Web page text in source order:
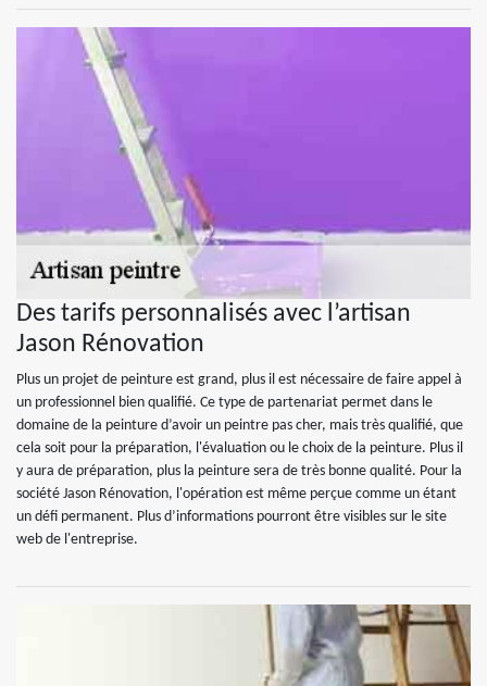
Des tarifs personnalisés avec l’artisan
Jason Rénovation
Plus un projet de peinture est grand, plus il est nécessaire de faire appel à
un professionnel bien qualifié. Ce type de partenariat permet dans le
domaine de la peinture d’avoir un peintre pas cher, mais très qualifié, que
cela soit pour la préparation, l'évaluation ou le choix de la peinture. Plus il
y aura de préparation, plus la peinture sera de très bonne qualité. Pour la
société Jason Rénovation, l'opération est même perçue comme un étant
un défi permanent. Plus d’informations pourront être visibles sur le site
web de l'entreprise.